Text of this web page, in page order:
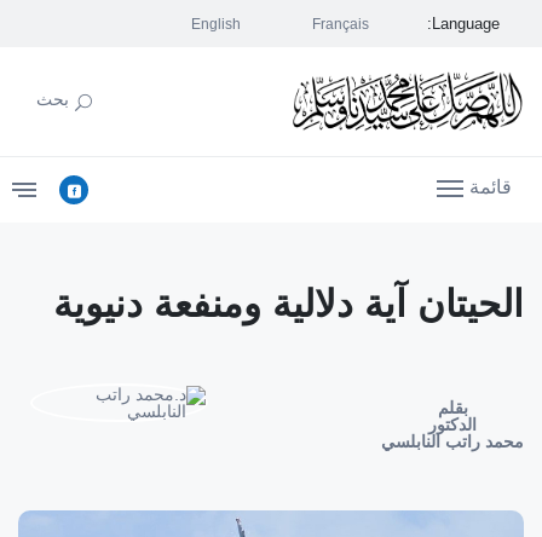
Language:
English Français
بحث
قائمة
الحيتان آية دلالية ومنفعة دنيوية
بقلم
الدكتور
محمد راتب النابلسي